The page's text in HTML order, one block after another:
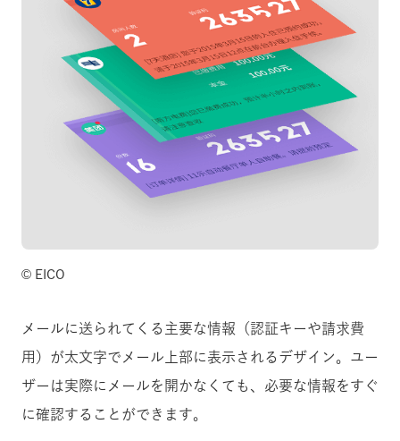
©️ EICO
メールに送られてくる主要な情報（認証キーや請求費
用）が太文字でメール上部に表示されるデザイン。ユー
ザーは実際にメールを開かなくても、必要な情報をすぐ
に確認することができます。